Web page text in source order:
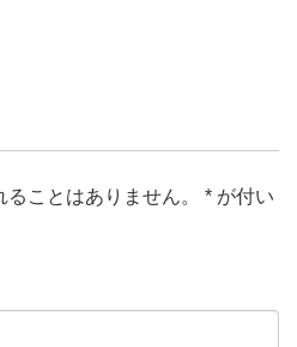
ことはありません。 * が付い